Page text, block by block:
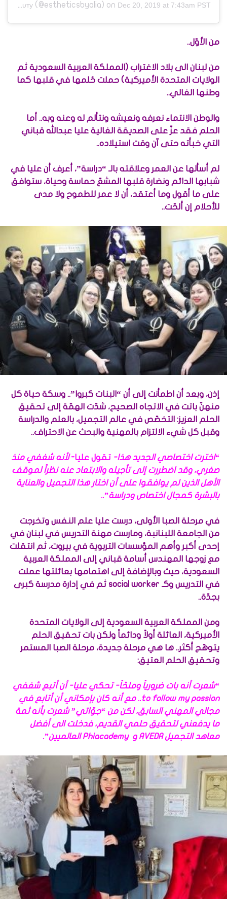
єℓℓє вєαυту (@estheticsbyalia) on Dec 20, 2019 at 7:43am PST
من الأوّل..
من لبنان الى بلاد الاغتراب (المملكة العربية السعودية ثم
الولايات المتحدة الأميركية) حملت حُلمها في قلبها كما
وطنها الغالي..
والوطن الانتماء نعرفه ونعيشه ونتألم له وعنه وبه.. أما
الحلم فقد عزّ على الصديقة الغالية عليا عبدالله قباني
التي خبأته حتى آن وقت استيلاده..
لم أسألها عن العمر وعلاقته بالـ “دراسة”، أعرف أن عليا في
شبابها الدائم ونضارة قلبها المشعّ حماسة وحياة، ستوافق
على ما أقول وما أعتقد، أن لا عمر للطموح ولا مدى
للأحلام إن ألحّت..
إذن، وبعد أن اطمأنت إلى أن “البنات كبروا”.. وسكة حياة كل
منهنّ باتت في الاتجاه الصحيح، شدّت الهمّة إلى تحقيق
الحلم العزيز: التخصّص في عالم التجميل، بالعلم والدراسة
وقبل كل شيء الالتزام بالمهنية والبحث عن الاحتراف..
“اخترت اختصاصي الجديد هذا- تقول عليا-لأنه شغفي منذ
صغري، وقد اضطررت إلى تأجيله والابتعاد عنه نظراً لموقف
الأهل الذين لم يوافقوا على أن اختار هذا التجميل والعناية
بالبشرة كمجال اختصاص ودراسة”..
في مرحلة الصبا الأولى، درست عليا علم النفس وتخرجت
من الجامعة اللبنانبة، ومارست مهنة التدريس في لبنان في
إحدى أكبر وأهم المؤسسات التربوية في بيروت، ثم انتقلت
مع زوجها المهندس أسامة قباني إلى المملكة العربية
السعودية، حيث وبالإضافة إلى اهتمامها بعائلتها عملت
في التدريس وكـ social worker ثم في إدارة مدرسة كبرى
بجدّة..
ومن المملكة العربية السعودية إلى الولايات المتحدة
الأميركية، العائلة أولاً ودائماً ولكن بات تحقيق الحلم
يتوهّج أكثر.. ها هي مرحلة جديدة، مرحلة الصبا المستمر
وتحقيق الحلم العتيق:
“شعرت أنه بات ضرورياً وملحّاً- تحكي عليا- أن أتبع شغفي
to follow my passion.. مع أنه كان بإمكاني أن أتابع في
مجالي المهني السابق، لكن من “جوّاتي” شعرت بأنه ثمة
ما يدفعني لتحقيق حلمي القديم، فدخلت الى أفضل
معاهد التجميل AVEDA و Phiacademy العالميين”.